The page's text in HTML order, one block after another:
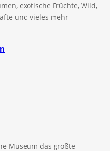
exotische Früchte, Wild,
und vieles mehr
Museum das größte